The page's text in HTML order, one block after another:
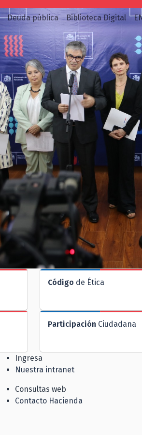
Deuda pública Biblioteca Digital
Código de Ética
Participación Ciudadana
Ingresa
Nuestra intranet
Consultas web
Contacto Hacienda